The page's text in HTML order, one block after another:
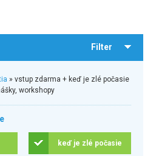
Filter
» vstup zdarma + keď je zlé počasie
workshopy
keď je zlé počasie